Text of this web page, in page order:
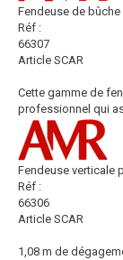
Fendeuse de bûche
Réf :
66307
Article SCAR
Cette gamme de
professionnel qui
Fendeuse verticale
Réf :
66306
Article SCAR
1,08 m de